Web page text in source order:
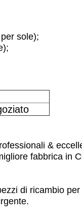
sole);
&
fabbrica in
di ricambio